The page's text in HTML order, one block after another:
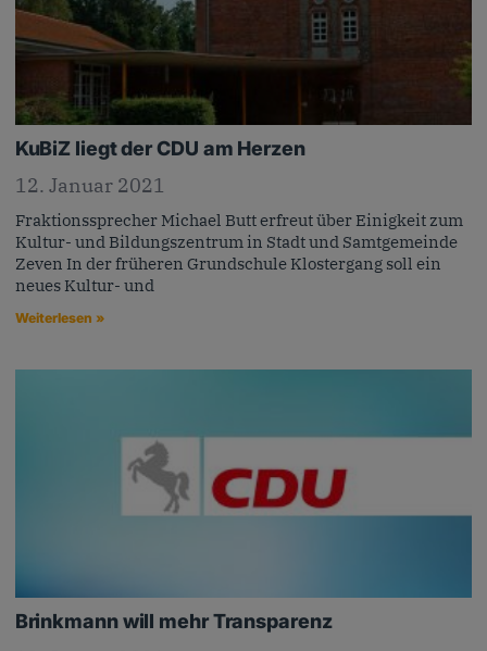
KuBiZ liegt der CDU am Herzen
12. Januar 2021
Fraktionssprecher Michael Butt erfreut über Einigkeit zum
Kultur- und Bildungszentrum in Stadt und Samtgemeinde
Zeven In der früheren Grundschule Klostergang soll ein
neues Kultur- und
Weiterlesen »
Brinkmann will mehr Transparenz